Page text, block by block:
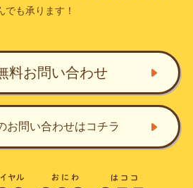
も承ります！
料お問い合わせ
お問い合わせはコチラ